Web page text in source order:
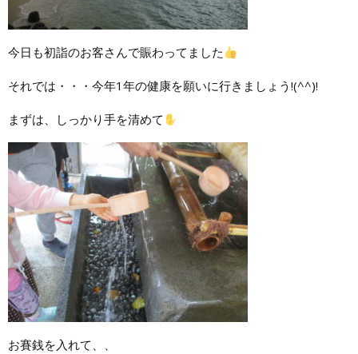
今日も初詣のお客さんで賑わってました
それでは・・・今年1年の健康を願いに行きましょう!(^^)!
まずは、しっかり手を清めて
お賽銭を入れて、、